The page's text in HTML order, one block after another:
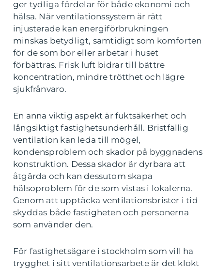
ger tydliga fördelar för både ekonomi och
hälsa. När ventilationssystem är rätt
injusterade kan energiförbrukningen
minskas betydligt, samtidigt som komforten
för de som bor eller arbetar i huset
förbättras. Frisk luft bidrar till bättre
koncentration, mindre trötthet och lägre
sjukfrånvaro.
En anna viktig aspekt är fuktsäkerhet och
långsiktigt fastighetsunderhåll. Bristfällig
ventilation kan leda till mögel,
kondensproblem och skador på byggnadens
konstruktion. Dessa skador är dyrbara att
åtgärda och kan dessutom skapa
hälsoproblem för de som vistas i lokalerna.
Genom att upptäcka ventilationsbrister i tid
skyddas både fastigheten och personerna
som använder den.
För fastighetsägare i stockholm som vill ha
trygghet i sitt ventilationsarbete är det klokt